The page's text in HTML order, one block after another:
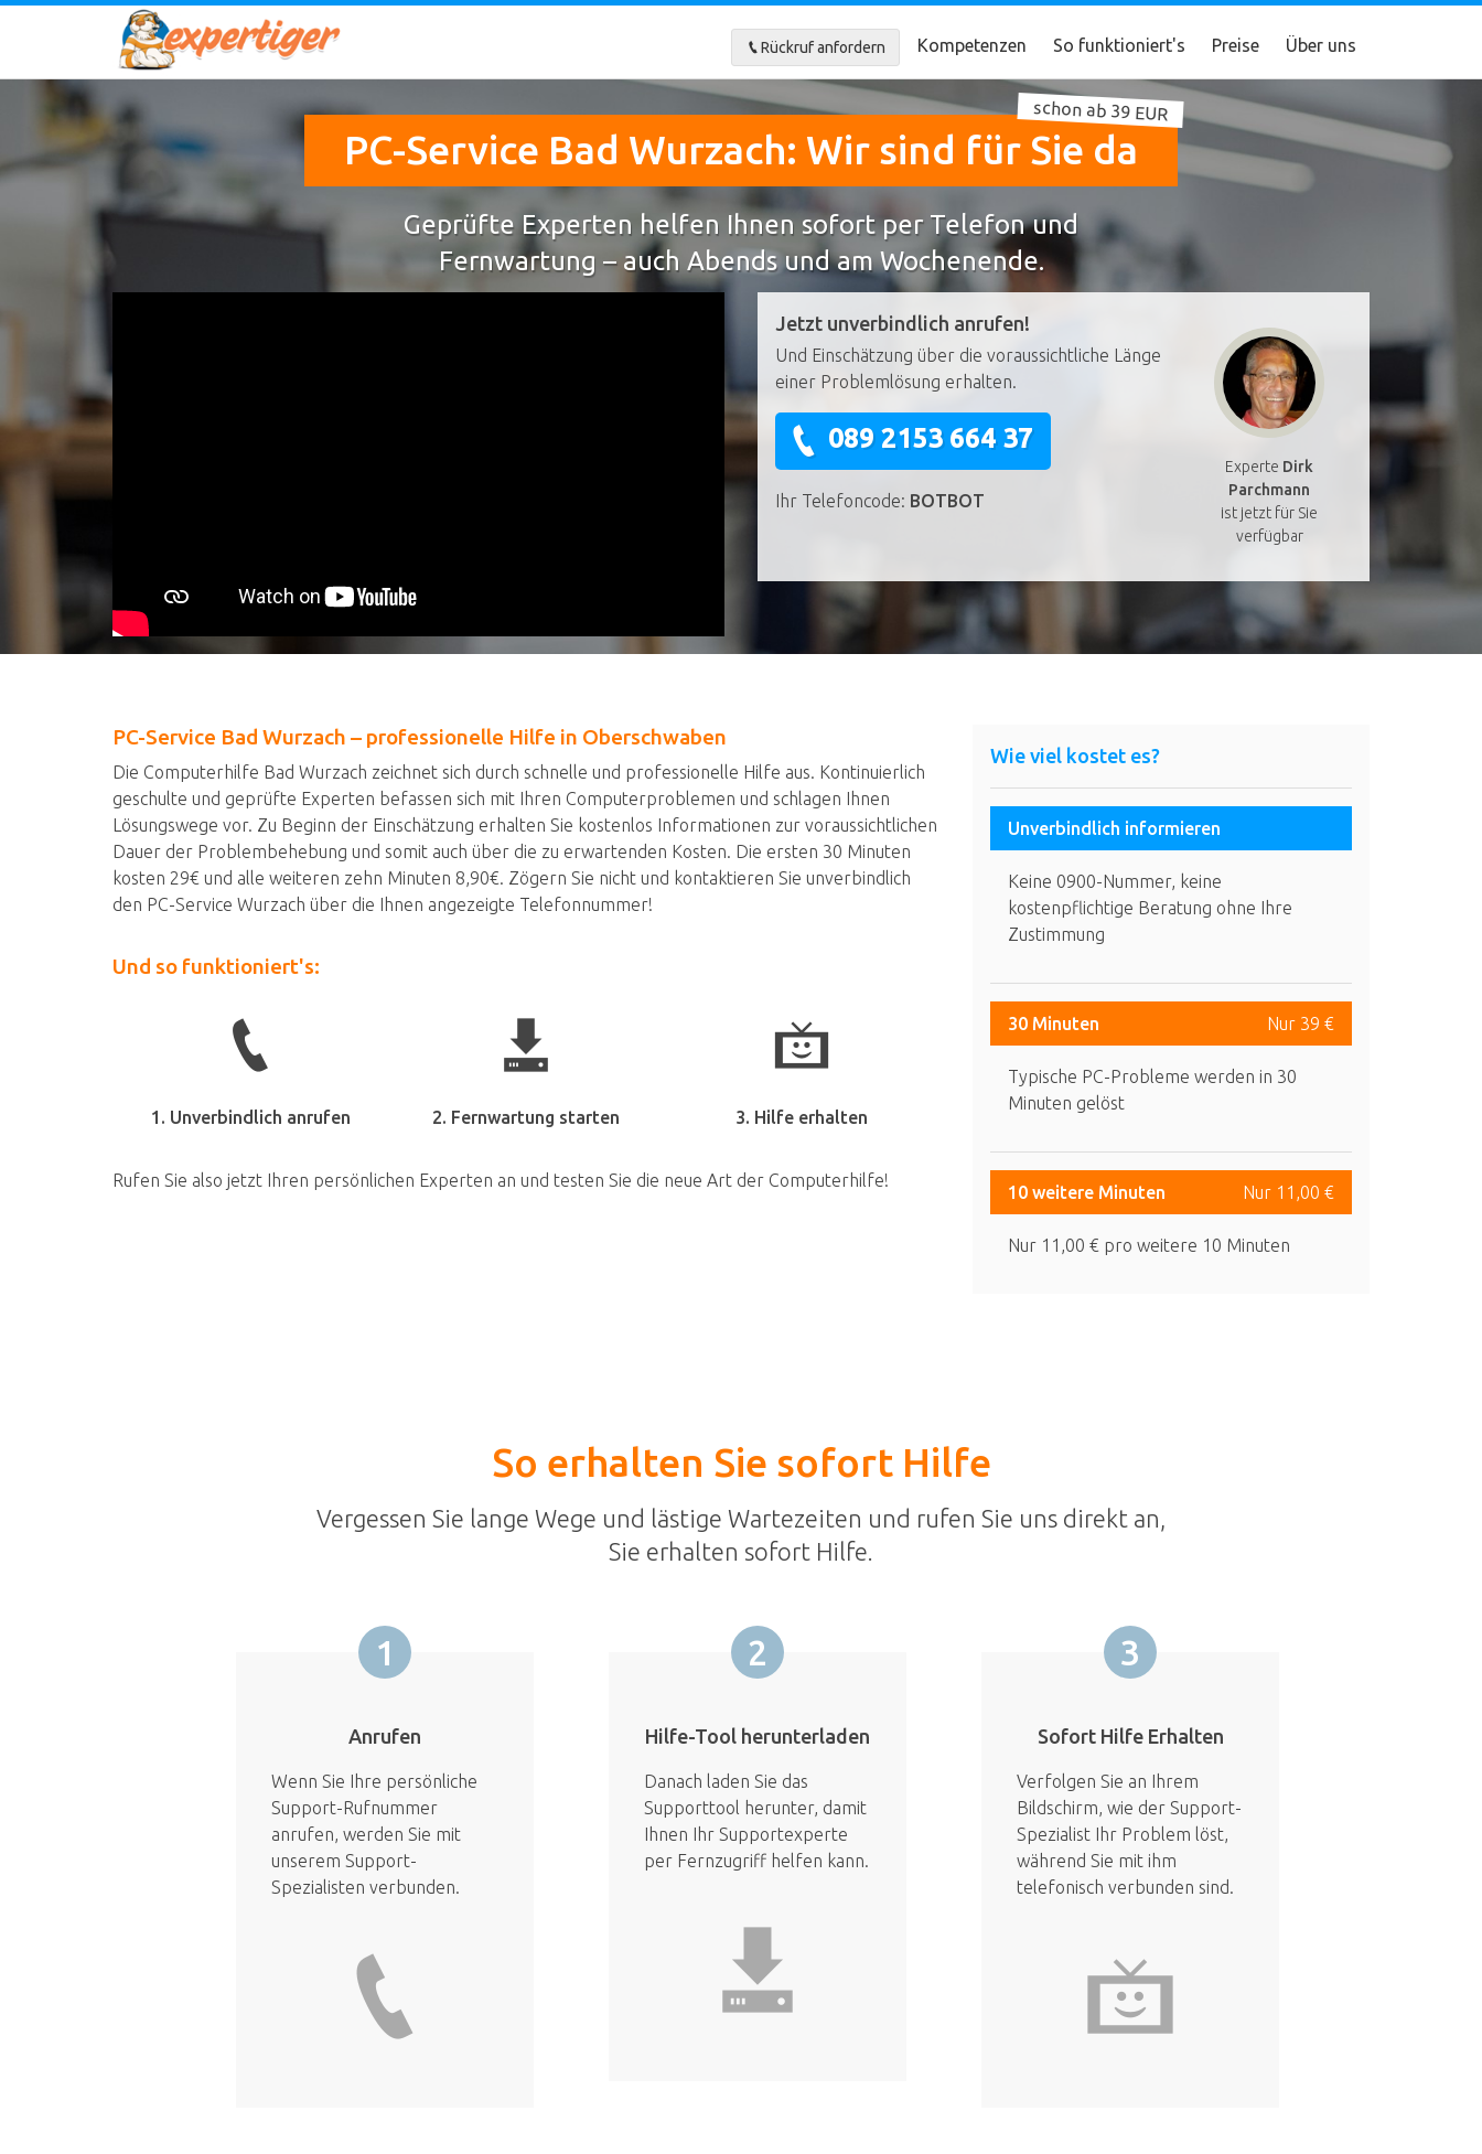
Rückruf anfordern Kompetenzen So funktioniert's Preise Über uns
PC-Service Bad Wurzach: Wir sind für Sie da
schon ab 39 EUR
Geprüfte Experten helfen Ihnen sofort per Telefon und
Fernwartung – auch Abends und am Wochenende.
Experte Dirk
Parchmann
ist jetzt für Sie
verfügbar
Jetzt unverbindlich anrufen!
Und Einschätzung über die voraussichtliche Länge
einer Problemlösung erhalten.
089 2153 664 37
Ihr Telefoncode: BOTBOT
PC-Service Bad Wurzach – professionelle Hilfe in Oberschwaben
Die Computerhilfe Bad Wurzach zeichnet sich durch schnelle und professionelle Hilfe aus. Kontinuierlich
geschulte und geprüfte Experten befassen sich mit Ihren Computerproblemen und schlagen Ihnen
Lösungswege vor. Zu Beginn der Einschätzung erhalten Sie kostenlos Informationen zur voraussichtlichen
Dauer der Problembehebung und somit auch über die zu erwartenden Kosten. Die ersten 30 Minuten
kosten 29€ und alle weiteren zehn Minuten 8,90€. Zögern Sie nicht und kontaktieren Sie unverbindlich
den PC-Service Wurzach über die Ihnen angezeigte Telefonnummer!
Und so funktioniert's:
1. Unverbindlich anrufen 2. Fernwartung starten 3. Hilfe erhalten
Rufen Sie also jetzt Ihren persönlichen Experten an und testen Sie die neue Art der Computerhilfe!
Wie viel kostet es?
Unverbindlich informieren
Keine 0900-Nummer, keine
kostenpflichtige Beratung ohne Ihre
Zustimmung
30 Minuten Nur 39 €
Typische PC-Probleme werden in 30
Minuten gelöst
10 weitere Minuten Nur 11,00 €
Nur 11,00 € pro weitere 10 Minuten
So erhalten Sie sofort Hilfe
Vergessen Sie lange Wege und lästige Wartezeiten und rufen Sie uns direkt an,
Sie erhalten sofort Hilfe.
1
Anrufen
Wenn Sie Ihre persönliche
Support-Rufnummer
anrufen, werden Sie mit
unserem Support-
Spezialisten verbunden.
2
Hilfe-Tool herunterladen
Danach laden Sie das
Supporttool herunter, damit
Ihnen Ihr Supportexperte
per Fernzugriff helfen kann.
3
Sofort Hilfe Erhalten
Verfolgen Sie an Ihrem
Bildschirm, wie der Support-
Spezialist Ihr Problem löst,
während Sie mit ihm
telefonisch verbunden sind.